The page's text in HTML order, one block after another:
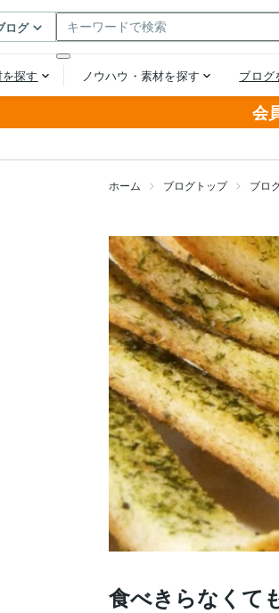
会
ホーム ブログトップ ブロ
食べきらなくて